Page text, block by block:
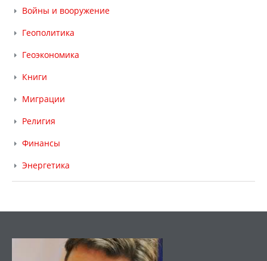
Войны и вооружение
Геополитика
Геоэкономика
Книги
Миграции
Религия
Финансы
Энергетика